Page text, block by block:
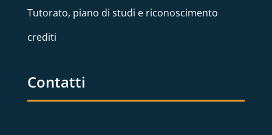
Tutorato, piano di studi e riconoscimento
crediti
Contatti